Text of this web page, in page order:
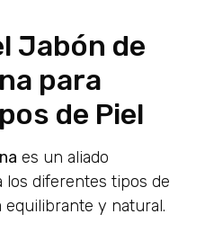
Jabón de
para
de Piel
es un aliado
diferentes tipos de
equilibrante y natural.